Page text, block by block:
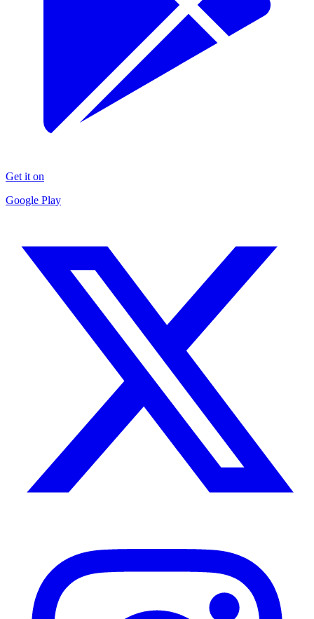
Get it on
Google Play